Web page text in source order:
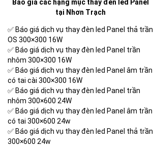
Báo giá các hạng mục thay đèn led Panel
tại Nhơn Trạch
✅ Báo giá dịch vụ thay đèn led Panel thả trần
OS 300×300 16W
✅ Báo giá dịch vụ thay đèn led Panel trần
nhôm 300×300 16W
✅ Báo giá dịch vụ thay đèn led Panel âm trần
có tai cài 300×300 16W
✅ Báo giá dịch vụ thay đèn led Panel trần
nhôm 300×600 24W
✅ Báo giá dịch vụ thay đèn led Panel âm trần
có tai 300×600 24w
✅ Báo giá dịch vụ thay đèn led Panel thả trần
300×600 24w